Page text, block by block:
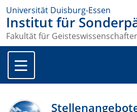
Universität Duisburg-Essen
Institut für
Fakultät für